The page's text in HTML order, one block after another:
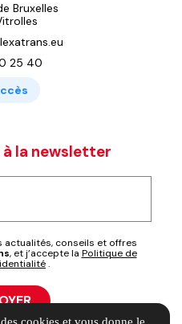
Bruxelles
25 40
la newsletter
actualités, conseils et offres
, et j’accepte la Politique de
.
cookies et vous donne le